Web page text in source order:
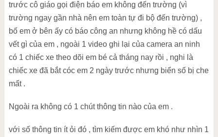
trước cô giáo gọi điện báo em không đến trường (vì
trường ngay gần nhà nên em toàn tự đi bộ đến trường) ,
bố em ở bên ấy có báo công an nhưng không hề có dấu
vết gì của em , ngoài 1 video ghi lại của camera an ninh
có 1 chiếc xe theo dõi em bé cả tháng nay rồi , nghi là
chiếc xe đã bắt cóc em 2 ngày trước nhưng biển số bị che
mất .
Ngoài ra không có 1 chút thông tin nào của em .
với số thông tin ít ỏi đó , tìm kiếm được em khó như nhìn 1